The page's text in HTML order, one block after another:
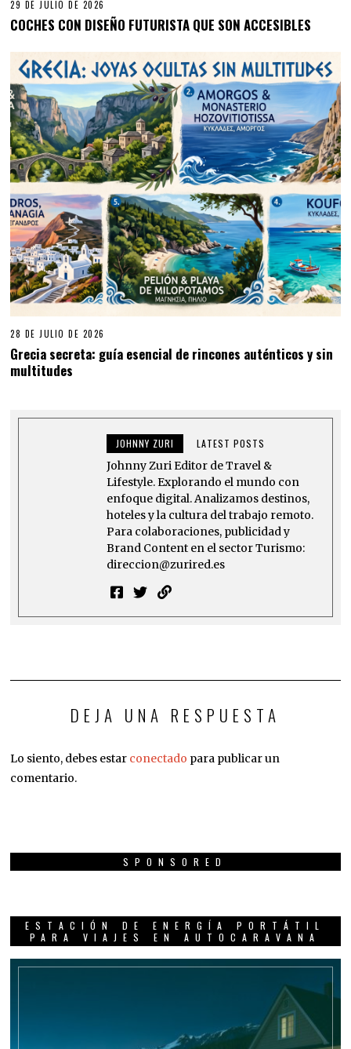
29 DE JULIO DE 2026
COCHES CON DISEÑO FUTURISTA QUE SON ACCESIBLES
28 DE JULIO DE 2026
Grecia secreta: guía esencial de rincones auténticos y sin
multitudes
JOHNNY ZURI LATEST POSTS
Johnny Zuri Editor de Travel &
Lifestyle. Explorando el mundo con
enfoque digital. Analizamos destinos,
hoteles y la cultura del trabajo remoto.
Para colaboraciones, publicidad y
Brand Content en el sector Turismo:
direccion@zurired.es
DEJA UNA RESPUESTA
Lo siento, debes estar conectado para publicar un
comentario.
SPONSORED
ESTACIÓN DE ENERGÍA PORTÁTIL
PARA VIAJES EN AUTOCARAVANA